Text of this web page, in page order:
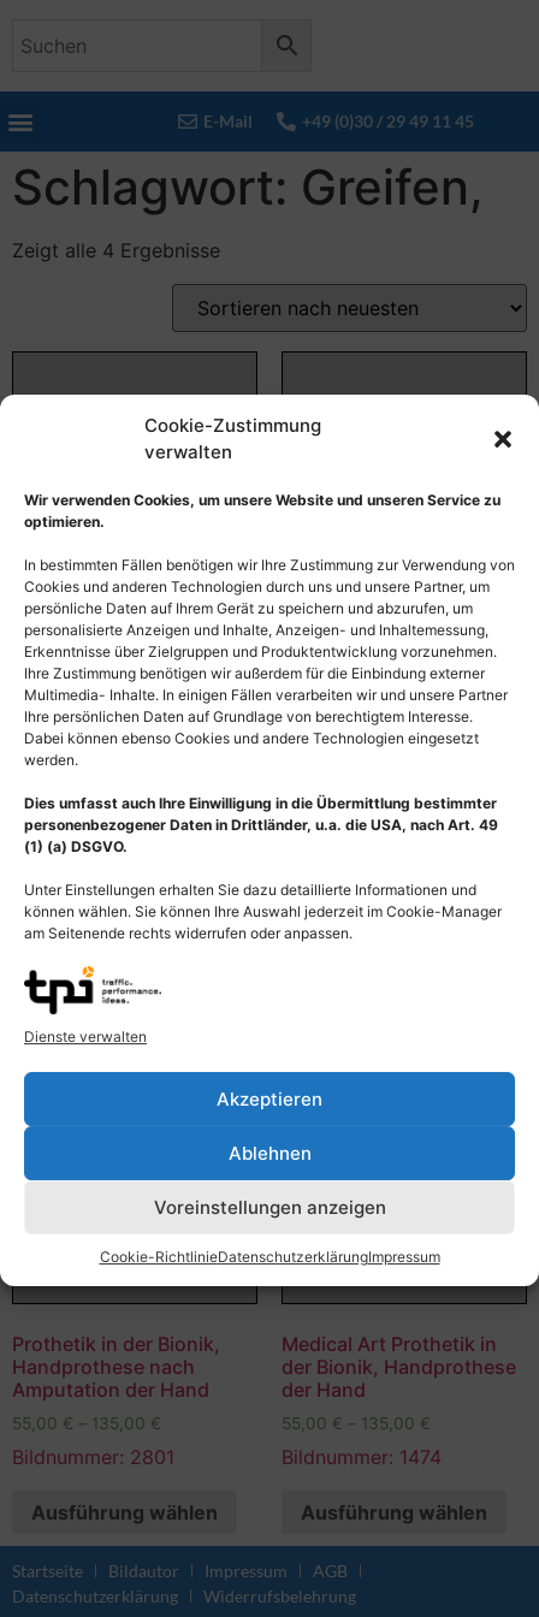
Cookie-Zustimmung
verwalten
Wir verwenden Cookies, um unsere Website und unseren Service zu
optimieren.
In bestimmten Fällen benötigen wir Ihre Zustimmung zur Verwendung von
Cookies und anderen Technologien durch uns und unsere Partner, um
persönliche Daten auf Ihrem Gerät zu speichern und abzurufen, um
personalisierte Anzeigen und Inhalte, Anzeigen- und Inhaltemessung,
Erkenntnisse über Zielgruppen und Produktentwicklung vorzunehmen.
Ihre Zustimmung benötigen wir außerdem für die Einbindung externer
Multimedia- Inhalte. In einigen Fällen verarbeiten wir und unsere Partner
Ihre persönlichen Daten auf Grundlage von berechtigtem Interesse.
Dabei können ebenso Cookies und andere Technologien eingesetzt
werden.
Dies umfasst auch Ihre Einwilligung in die Übermittlung bestimmter
personenbezogener Daten in Drittländer, u.a. die USA, nach Art. 49
(1) (a) DSGVO.
Unter Einstellungen erhalten Sie dazu detaillierte Informationen und
können wählen. Sie können Ihre Auswahl jederzeit im Cookie-Manager
am Seitenende rechts widerrufen oder anpassen.
Dienste verwalten
Akzeptieren
Ablehnen
Voreinstellungen anzeigen
Cookie-RichtlinieDatenschutzerklärungImpressum
E-Mail +49 (0)30 / 29 49 11 45
Schlagwort: Greifen,
Zeigt alle 4 Ergebnisse
Prothetik, Bionik
Handprothese nach
55,00€–135,00€
Bildnummer: 4246
Ausführung wählen
Medical Art Prothetik in
der Bionik, Handprothese
55,00€–135,00€
Bildnummer: 3481
Ausführung wählen
Prothetik in der Bionik,
Handprothese nach
Amputation der Hand
55,00 € – 135,00 €
Bildnummer: 2801
Ausführung wählen
Medical Art Prothetik in
der Bionik, Handprothese
der Hand
55,00 € – 135,00 €
Bildnummer: 1474
Ausführung wählen
Startseite Bildautor Impressum
AGB
Datenschutzerklärung
Widerrufsbelehrung